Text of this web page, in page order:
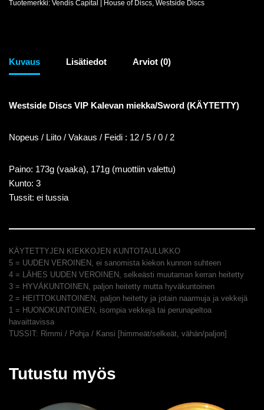
Tuotemerkki: Vendis Capital | House of Discs, Westside Discs
Kuvaus Lisätiedot Arviot (0)
Westside Discs VIP Kalevan miekka/Sword (KÄYTETTY)
Nopeus / Liito / Vakaus / Feidi : 12 / 5 / 0 / 2
Paino: 173g (vaaka), 171g (muottiin valettu)
Kunto: 3
Tussit: ei tussia
KÄYTETTYJEN KIEKKOJEN KUNTOTAULUKKO
5 = UUDEN VEROINEN, ei sanomista kiekon kunnon suhteen
4 = LÄHES UUDEN VEROINEN, selkeästi muutaman kerran heitetty
3 = HYVÄKUNTOINEN, paljon heitetty mutta hyväkuntoinen
2 = HEITTOKUNTOINEN, paljon heitetty ja jotain naarmuja ja vekkejä
1 = HUONOKUNTOINEN, isompia vekkejä tai perunapeltoa
havaittavissa
TUSSIT: Rimmi / Pohja / Kansi [himmeät/selkeät, vähän/paljon]
Tutustu myös